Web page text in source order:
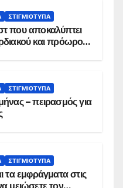
ΣΤΙΓΜΙΌΤΥΠΑ
που αποκαλύπτει
και πρόωρου
ΣΤΙΓΜΙΌΤΥΠΑ
– πειρασμός για
ΣΤΙΓΜΙΌΤΥΠΑ
τα εμφράγματα στις
μειώσετε τον